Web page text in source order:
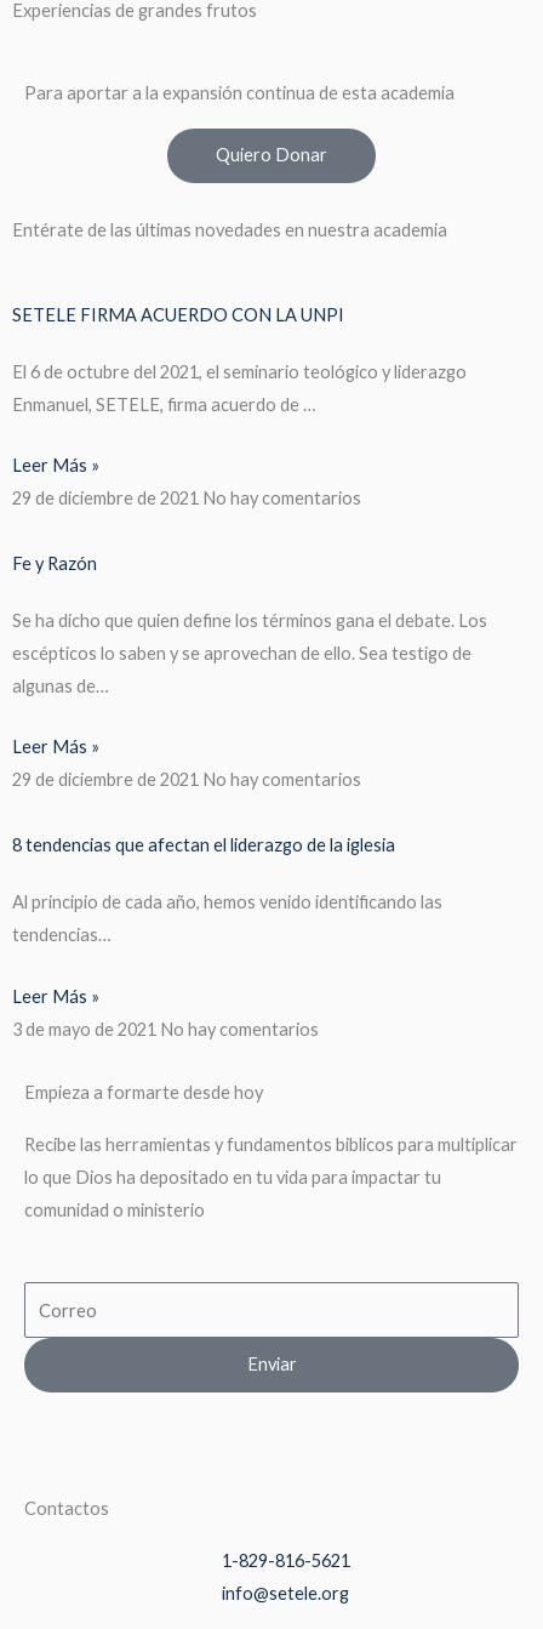
Experiencias de grandes frutos
Para aportar a la expansión continua de esta academia
Quiero Donar
Entérate de las últimas novedades en nuestra academia
SETELE FIRMA ACUERDO CON LA UNPI
El 6 de octubre del 2021, el seminario teológico y liderazgo
Enmanuel, SETELE, firma acuerdo de …
Leer Más »
29 de diciembre de 2021 No hay comentarios
Fe y Razón
Se ha dicho que quien define los términos gana el debate. Los
escépticos lo saben y se aprovechan de ello. Sea testigo de
algunas de…
Leer Más »
29 de diciembre de 2021 No hay comentarios
8 tendencias que afectan el liderazgo de la iglesia
Al principio de cada año, hemos venido identificando las
tendencias…
Leer Más »
3 de mayo de 2021 No hay comentarios
Empieza a formarte desde hoy
Recibe las herramientas y fundamentos biblicos para multiplicar
lo que Dios ha depositado en tu vida para impactar tu
comunidad o ministerio
Enviar
Contactos
1-829-816-5621
info@setele.org